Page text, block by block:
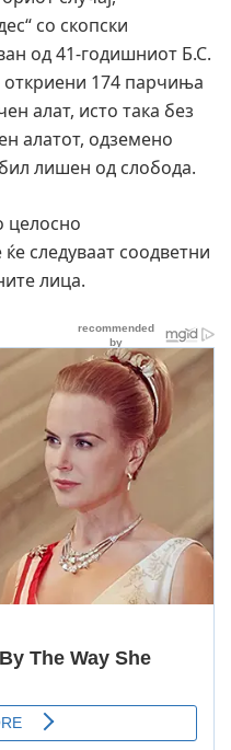
со скопски
од 41-годишниот Б.С.
откриени 174 парчиња
алат, исто така без
алатот, одземено
лишен од слобода.
целосно
следуваат соодветни
лица.